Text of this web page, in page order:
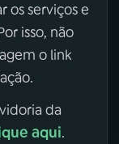
os serviços e
isso, não
o link
da
aqui.